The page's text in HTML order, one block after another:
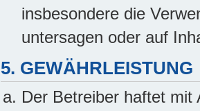
insbesondere die
untersagen oder auf
5. GEWÄHRLEISTUNG
Der Betreiber haftet mit